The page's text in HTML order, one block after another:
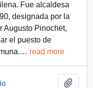
Fue alcaldesa
designada por la
Augusto Pinochet,
el puesto de
… read more